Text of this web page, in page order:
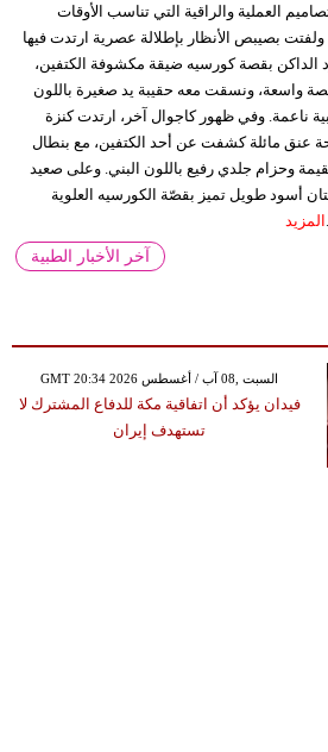
العملية والراقية التي تناسب الأوقات
ولفتت بصيبص الأنظار بإطلالة عصرية ارتدت فيها
بقصة كورسيه ضيقة مكشوفة الكتفين،
واسعة، ونسقت معه حقيبة يد صغيرة باللون
ناعمة. وفي ظهور كاجوال آخر، ارتدت كنزة
عنق مائلة كشفت عن أحد الكتفين، مع بنطال
وحزام جلدي رفيع باللون البني. وعلى صعيد
أسود طويل تميز بقصّة الكورسيه العلوية
المزيد
آخر الأخبار الطبية
GMT 20:34 2026 السبت ,08 آب / أغسطس
فيدان يؤكد أن اتفاقية مكة للدفاع المشترك لا
تستهدف إيران